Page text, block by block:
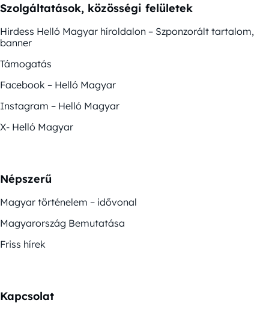
Szolgáltatások, közösségi felületek
Hirdess Helló Magyar híroldalon – Szponzorált tartalom,
banner
Támogatás
Facebook – Helló Magyar
Instagram – Helló Magyar
X- Helló Magyar
Népszerű
Magyar történelem – idővonal
Magyarország Bemutatása
Friss hírek
Kapcsolat